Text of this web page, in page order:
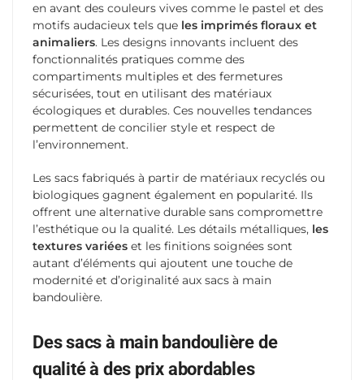
en avant des couleurs vives comme le pastel et des
motifs audacieux tels que les imprimés floraux et
animaliers. Les designs innovants incluent des
fonctionnalités pratiques comme des
compartiments multiples et des fermetures
sécurisées, tout en utilisant des matériaux
écologiques et durables. Ces nouvelles tendances
permettent de concilier style et respect de
l’environnement.
Les sacs fabriqués à partir de matériaux recyclés ou
biologiques gagnent également en popularité. Ils
offrent une alternative durable sans compromettre
l’esthétique ou la qualité. Les détails métalliques, les
textures variées et les finitions soignées sont
autant d’éléments qui ajoutent une touche de
modernité et d’originalité aux sacs à main
bandoulière.
Des sacs à main bandoulière de
qualité à des prix abordables